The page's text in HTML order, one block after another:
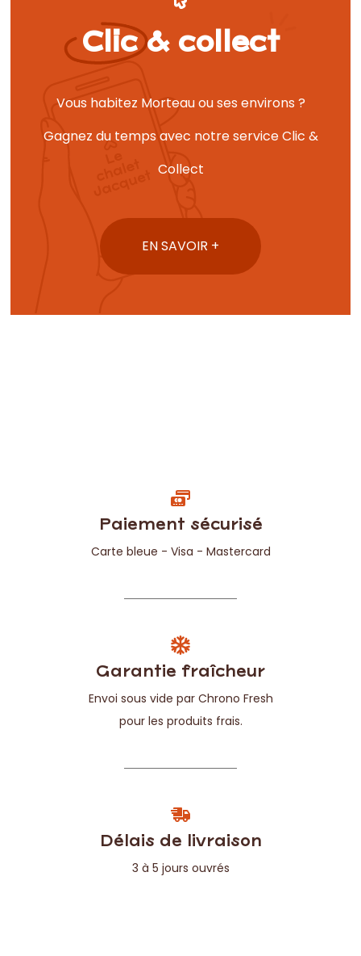
Clic & collect
Vous habitez Morteau ou ses environs ?
Gagnez du temps avec notre service Clic &
Collect
EN SAVOIR +
Paiement sécurisé
Carte bleue - Visa - Mastercard
Garantie fraîcheur
Envoi sous vide par Chrono Fresh
pour les produits frais.
Délais de livraison
3 à 5 jours ouvrés